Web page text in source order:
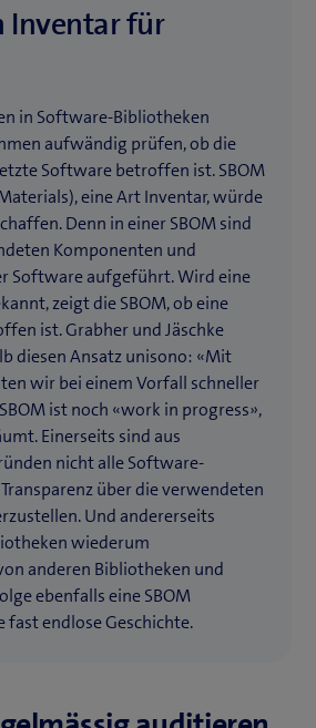
Inventar für
in Software-Bibliotheken
aufwändig prüfen, ob die
Software betroffen ist. SBOM
eine Art Inventar, würde
Denn in einer SBOM sind
Komponenten und
Software aufgeführt. Wird eine
zeigt die SBOM, ob eine
ist. Grabher und Jäschke
diesen Ansatz unisono: «Mit
wir bei einem Vorfall schneller
ist noch «work in progress»,
Einerseits sind aus
nicht alle Software-
über die verwendeten
Und andererseits
wiederum
anderen Bibliotheken und
ebenfalls eine SBOM
endlose Geschichte.